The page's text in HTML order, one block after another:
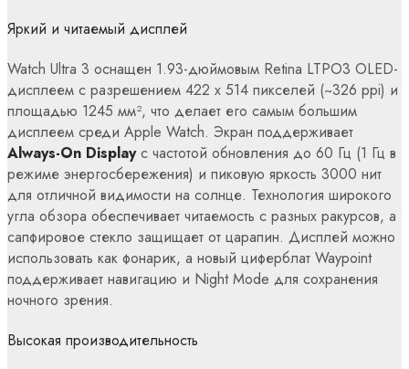
Яркий и читаемый дисплей
Watch Ultra 3 оснащен 1.93-дюймовым Retina LTPO3 OLED-
дисплеем с разрешением 422 x 514 пикселей (~326 ppi) и
площадью 1245 мм², что делает его самым большим
дисплеем среди Apple Watch. Экран поддерживает
Always-On Displayс частотой обновления до 60 Гц (1 Гц в
режиме энергосбережения) и пиковую яркость 3000 нит
для отличной видимости на солнце. Технология широкого
угла обзора обеспечивает читаемость с разных ракурсов, а
сапфировое стекло защищает от царапин. Дисплей можно
использовать как фонарик, а новый циферблат Waypoint
поддерживает навигацию и Night Mode для сохранения
ночного зрения.
Высокая производительность